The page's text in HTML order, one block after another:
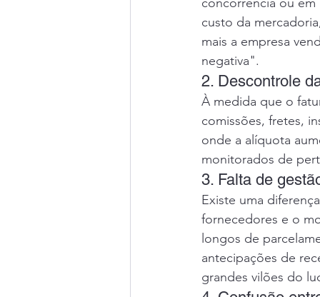
custo da
mais a empresa
negativa".
2. Descontrole
À medida que o
comissões, fretes,
onde a alíquota
monitorados de
3. Falta de
Existe uma
fornecedores e o
longos de
antecipações de
grandes vilões do